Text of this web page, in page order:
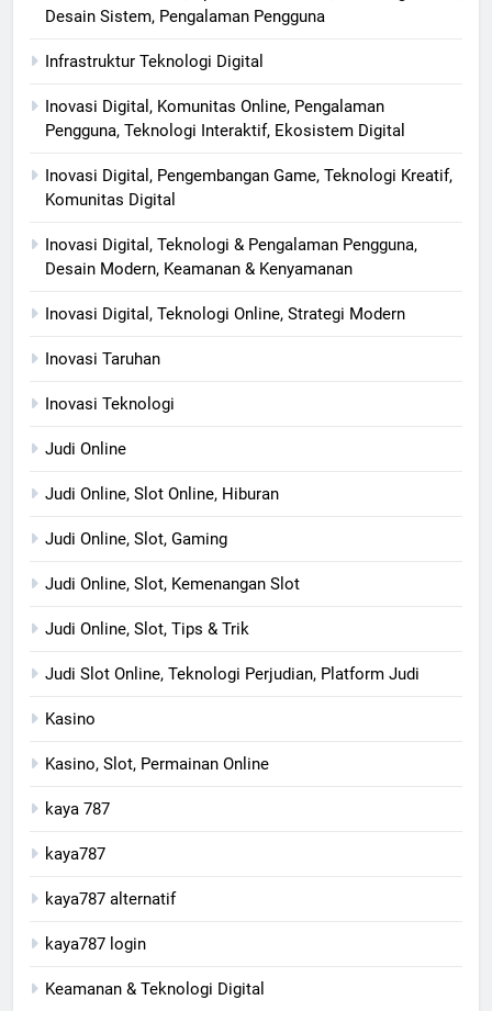
Desain Sistem, Pengalaman Pengguna
Infrastruktur Teknologi Digital
Inovasi Digital, Komunitas Online, Pengalaman
Pengguna, Teknologi Interaktif, Ekosistem Digital
Inovasi Digital, Pengembangan Game, Teknologi Kreatif,
Komunitas Digital
Inovasi Digital, Teknologi & Pengalaman Pengguna,
Desain Modern, Keamanan & Kenyamanan
Inovasi Digital, Teknologi Online, Strategi Modern
Inovasi Taruhan
Inovasi Teknologi
Judi Online
Judi Online, Slot Online, Hiburan
Judi Online, Slot, Gaming
Judi Online, Slot, Kemenangan Slot
Judi Online, Slot, Tips & Trik
Judi Slot Online, Teknologi Perjudian, Platform Judi
Kasino
Kasino, Slot, Permainan Online
kaya 787
kaya787
kaya787 alternatif
kaya787 login
Keamanan & Teknologi Digital